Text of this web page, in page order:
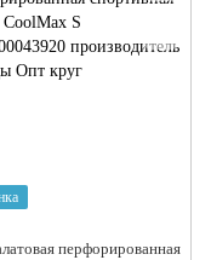
перфорированная